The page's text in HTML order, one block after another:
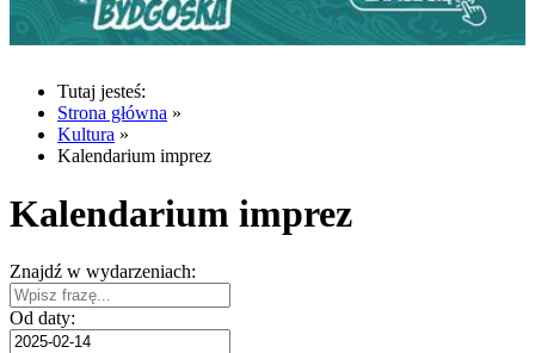
Tutaj jesteś:
Strona główna »
Kultura »
Kalendarium imprez
Kalendarium imprez
Znajdź w wydarzeniach:
Od daty: